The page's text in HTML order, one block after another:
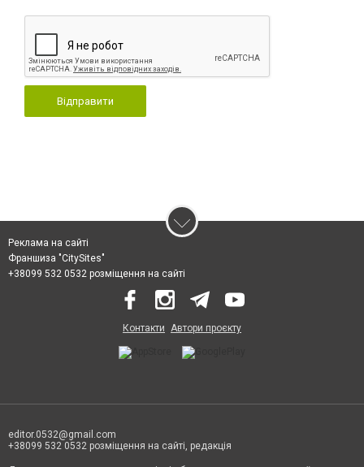
Відправити
Реклама на сайті
Франшиза "CitySites"
+38099 532 0532 розміщення на сайті
Контакти Автори проєкту
editor.0532@gmail.com
+38099 532 0532 розміщення на сайті, редакція